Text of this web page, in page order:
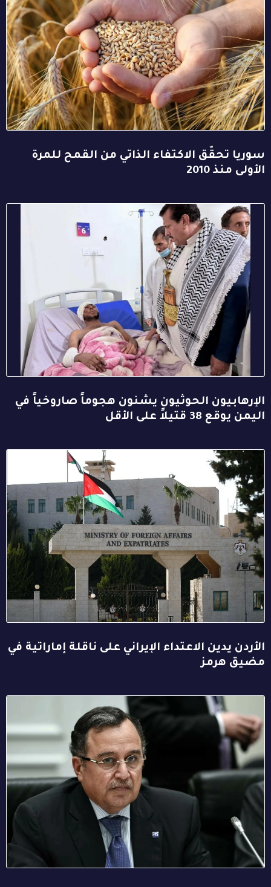
سوريا تحقّق الاكتفاء الذاتي من القمح للمرة
الأولى منذ 2010
الإرهابيون الحوثيون يشنون هجوماً صاروخياً في
اليمن يوقع 38 قتيلاً على الأقل
الأردن يدين الاعتداء الإيراني على ناقلة إماراتية في
مضيق هرمز